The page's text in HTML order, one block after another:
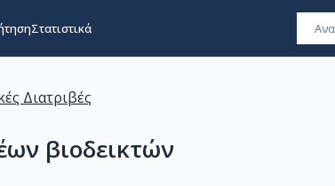
Στατιστικά
Διατριβές
βιοδεικτών